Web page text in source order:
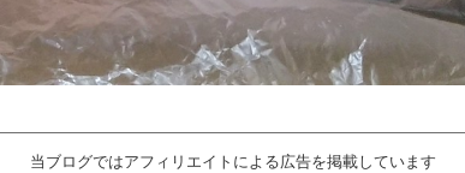
当ブログではアフィリエイトによる広告を掲載しています